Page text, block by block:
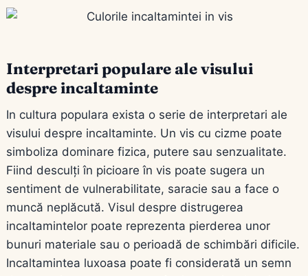
Interpretari populare ale visului
despre incaltaminte
In cultura populara exista o serie de interpretari ale
visului despre incaltaminte. Un vis cu cizme poate
simboliza dominare fizica, putere sau senzualitate.
Fiind desculți în picioare în vis poate sugera un
sentiment de vulnerabilitate, saracie sau a face o
muncă neplăcută. Visul despre distrugerea
incaltamintelor poate reprezenta pierderea unor
bunuri materiale sau o perioadă de schimbări dificile.
Incaltamintea luxoasa poate fi considerată un semn